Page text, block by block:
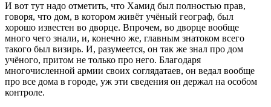
И вот тут надо отметить, что Хамид был полностью прав,
говоря, что дом, в котором живёт учёный географ, был
хорошо известен во дворце. Впрочем, во дворце вообще
много чего знали, и, конечно же, главным знатоком всего
такого был визирь. И, разумеется, он так же знал про дом
учёного, притом не только про него. Благодаря
многочисленной армии своих соглядатаев, он ведал вообще
про все дома в городе, уж эти сведения он держал на особом
контроле.